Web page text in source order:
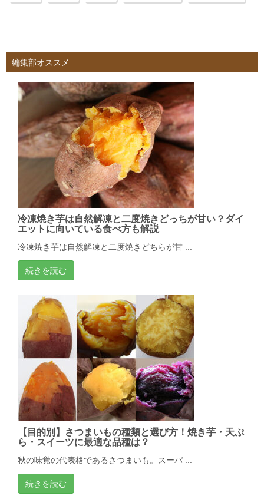
編集部オススメ
冷凍焼き芋は自然解凍と二度焼きどっちが甘い？ダイ
エットに向いている食べ方も解説
冷凍焼き芋は自然解凍と二度焼きどちらが甘 ...
続きを読む
【目的別】さつまいもの種類と選び方！焼き芋・天ぷ
ら・スイーツに最適な品種は？
秋の味覚の代表格であるさつまいも。スーパ ...
続きを読む